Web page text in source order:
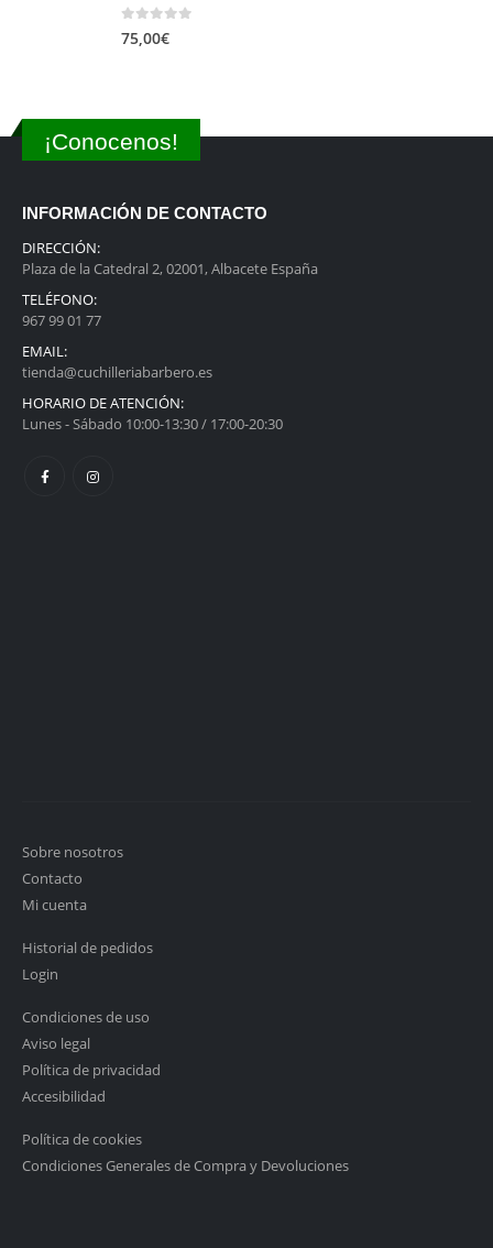
0out of 5
75,00€
¡Conocenos!
INFORMACIÓN DE CONTACTO
DIRECCIÓN:
Plaza de la Catedral 2, 02001, Albacete España
TELÉFONO:
967 99 01 77
EMAIL:
tienda@cuchilleriabarbero.es
HORARIO DE ATENCIÓN:
Lunes - Sábado 10:00-13:30 / 17:00-20:30
Sobre nosotros
Contacto
Mi cuenta
Historial de pedidos
Login
Condiciones de uso
Aviso legal
Política de privacidad
Accesibilidad
Política de cookies
Condiciones Generales de Compra y Devoluciones